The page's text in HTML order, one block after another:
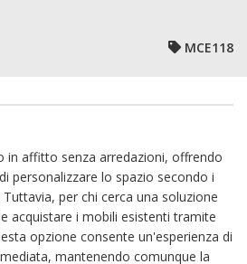
MCE118
in affitto senza arredazioni, offrendo
personalizzare lo spazio secondo i
per chi cerca una soluzione
acquistare i mobili esistenti tramite
opzione consente un'esperienza di
mantenendo comunque la